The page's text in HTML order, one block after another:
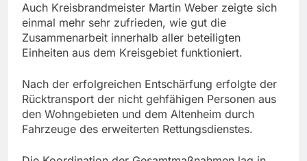
Auch Kreisbrandmeister Martin Weber zeigte sich
einmal mehr sehr zufrieden, wie gut die
Zusammenarbeit innerhalb aller beteiligten
Einheiten aus dem Kreisgebiet funktioniert.
Nach der erfolgreichen Entschärfung erfolgte der
Rücktransport der nicht gehfähigen Personen aus
den Wohngebieten und dem Altenheim durch
Fahrzeuge des erweiterten Rettungsdienstes.